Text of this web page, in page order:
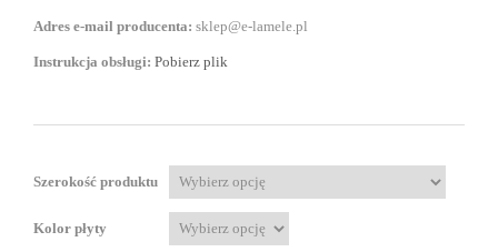
Adres e-mail producenta: sklep@e-lamele.pl
Instrukcja obsługi: Pobierz plik
Szerokość produktu
Kolor płyty